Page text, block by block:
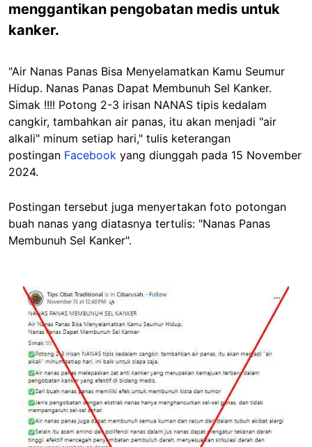
menggantikan pengobatan medis untuk
kanker.
"Air Nanas Panas Bisa Menyelamatkan Kamu Seumur
Hidup. Nanas Panas Dapat Membunuh Sel Kanker.
Simak !!!! Potong 2-3 irisan NANAS tipis kedalam
cangkir, tambahkan air panas, itu akan menjadi "air
alkali" minum setiap hari," tulis keterangan
postingan Facebook yang diunggah pada 15 November
2024.
Postingan tersebut juga menyertakan foto potongan
buah nanas yang diatasnya tertulis: "Nanas Panas
Membunuh Sel Kanker".
Image